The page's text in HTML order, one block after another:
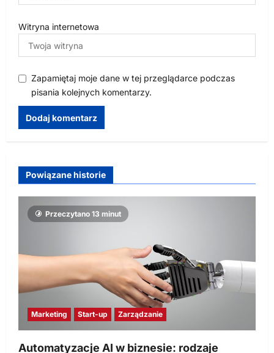
Witryna internetowa
Zapamiętaj moje dane w tej przeglądarce podczas
pisania kolejnych komentarzy.
Powiązane historie
Przeczytano 13 minut
Marketing Start-up Zarządzanie
Automatyzacje AI w biznesie: rodzaje